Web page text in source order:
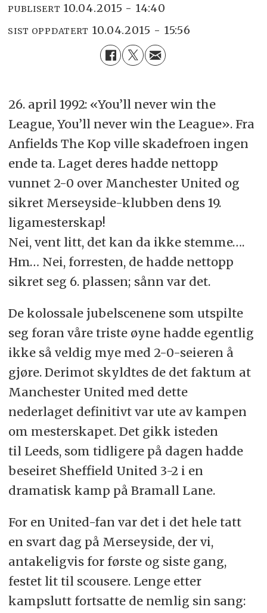
PUBLISERT 10.04.2015 - 14:40
SIST OPPDATERT 10.04.2015 - 15:56
26. april 1992: «You’ll never win the
League, You’ll never win the League». Fra
Anfields The Kop ville skadefroen ingen
ende ta. Laget deres hadde nettopp
vunnet 2-0 over Manchester United og
sikret Merseyside-klubben dens 19.
ligamesterskap!
Nei, vent litt, det kan da ikke stemme….
Hm… Nei, forresten, de hadde nettopp
sikret seg 6. plassen; sånn var det.
De kolossale jubelscenene som utspilte
seg foran våre triste øyne hadde egentlig
ikke så veldig mye med 2-0-seieren å
gjøre. Derimot skyldtes de det faktum at
Manchester United med dette
nederlaget definitivt var ute av kampen
om mesterskapet. Det gikk isteden
til Leeds, som tidligere på dagen hadde
beseiret Sheffield United 3-2 i en
dramatisk kamp på Bramall Lane.
For en United-fan var det i det hele tatt
en svart dag på Merseyside, der vi,
antakeligvis for første og siste gang,
festet lit til scousere. Lenge etter
kampslutt fortsatte de nemlig sin sang: